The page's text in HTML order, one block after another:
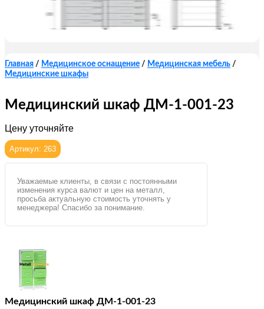
Главная / Медицинское оснащение / Медицинская мебель /
Медицинские шкафы
Медицинский шкаф ДМ-1-001-23
Цену уточняйте
Артикул: 263
Уважаемые клиенты, в связи с постоянными
изменения курса валют и цен на металл,
просьба актуальную стоимость уточнять у
менеджера! Спасибо за понимание.
Медицинский шкаф ДМ-1-001-23